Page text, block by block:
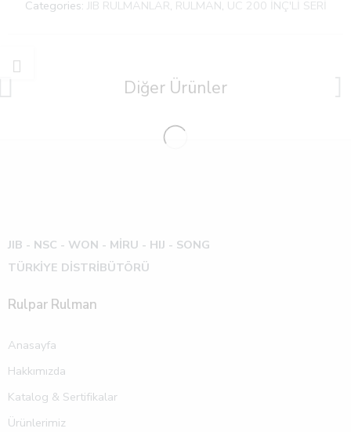
Categories: JIB RULMANLAR, RULMAN, UC 200 İNÇ'Lİ SERİ
Diğer Ürünler
JIB - NSC - WON - MİRU - HIJ - SONG
TÜRKİYE DİSTRİBÜTÖRÜ
Rulpar Rulman
Anasayfa
Hakkımızda
Katalog & Sertifikalar
Ürünlerimiz